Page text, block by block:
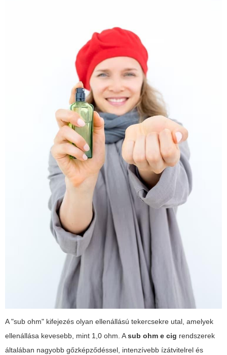
A "sub ohm" kifejezés olyan ellenállású tekercsekre utal, amelyek
ellenállása kevesebb, mint 1,0 ohm. Asub ohm e cig rendszerek
általában nagyobb gőzképződéssel, intenzívebb ízátvitelrel és